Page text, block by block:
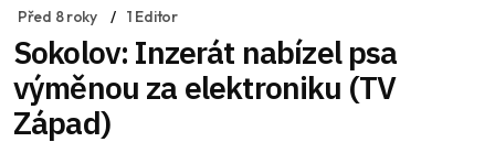
Před 8 roky 1 Editor
Sokolov: Inzerát nabízel psa
výměnou za elektroniku (TV
Západ)